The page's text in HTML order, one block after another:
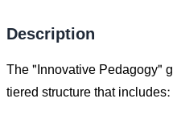
Description
The "Innovative Pedagogy"
tiered structure that includes: